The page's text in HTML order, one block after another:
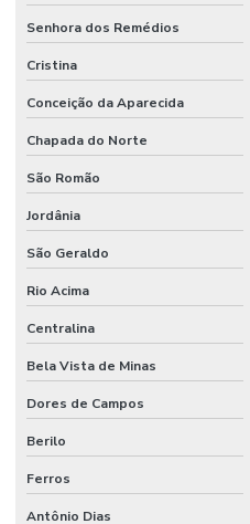
Senhora dos Remédios
Cristina
Conceição da Aparecida
Chapada do Norte
São Romão
Jordânia
São Geraldo
Rio Acima
Centralina
Bela Vista de Minas
Dores de Campos
Berilo
Ferros
Antônio Dias